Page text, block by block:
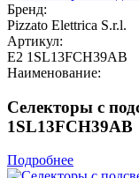
Бренд:
Pizzato Elettrica S.r.l.
Артикул:
E2 1SL13FCH39AB
Наименование:
Селекторы с
1SL13FCH39AB
Подробнее